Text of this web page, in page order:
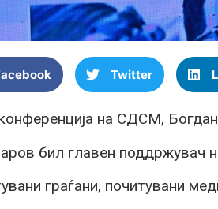
Twitter
на СДСМ,
бил главен
граѓани, почитувани